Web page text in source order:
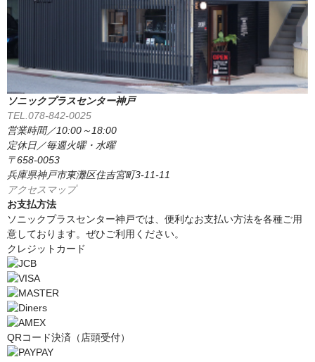
ソニックプラスセンター神戸
TEL.078-842-0025
営業時間／10:00～18:00
定休日／毎週火曜・水曜
〒658-0053
兵庫県神戸市東灘区住吉宮町3-11-11
アクセスマップ
お支払方法
ソニックプラスセンター神戸では、便利なお支払い方法を各種ご用
意しております。ぜひご利用ください。
クレジットカード
QRコード決済（店頭受付）